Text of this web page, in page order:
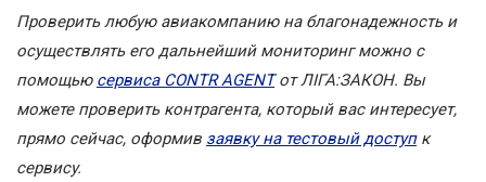
Проверить любую авиакомпанию на благонадежность и
осуществлять его дальнейший мониторинг можно с
помощью сервиса CONTR AGENTот ЛІГА:ЗАКОН. Вы
можете проверить контрагента, который вас интересует,
прямо сейчас, оформив заявку на тестовый доступк
сервису.